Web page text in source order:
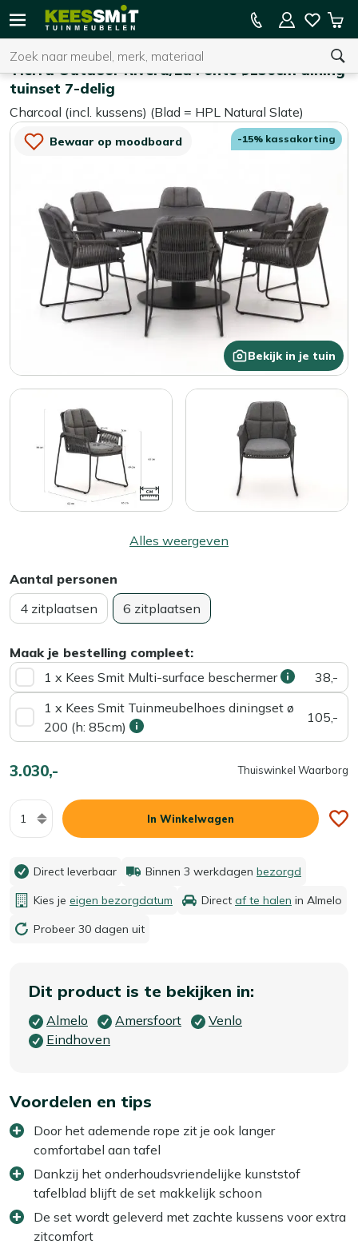
Kees
Tuinmeubelen
Zoeken
U heeft geen product(en) in uw winkelwagen.
15% kassakorting op de hele collectie
Tierra Outdoor Rivera/La Fonte ø150cm dining
tuinset 7-delig
Charcoal (incl. kussens) (Blad = HPL Natural Slate)
Bewaar op moodboard
Bekijk in je tuin
-15% kassakorting
Alles weergeven
Aantal personen
4 zitplaatsen
6 zitplaatsen
Maak je bestelling compleet:
1 x Kees Smit Multi-surface beschermer
38,-
1 x Kees Smit Tuinmeubelhoes diningset ø
200 (h: 85cm)
105,-
3.030,- Thuiswinkel Waarborg
Aantal
In Winkelwagen
Direct leverbaar Binnen 3 werkdagen bezorgd
Kies je eigen bezorgdatum Direct af te halen in Almelo
Probeer 30 dagen uit
Dit product is te bekijken in:
Almelo Amersfoort
Venlo
Eindhoven
Voordelen en tips
Door het ademende rope zit je ook langer
comfortabel aan tafel
Dankzij het onderhoudsvriendelijke kunststof
tafelblad blijft de set makkelijk schoon
De set wordt geleverd met zachte kussens voor extra
zitcomfort